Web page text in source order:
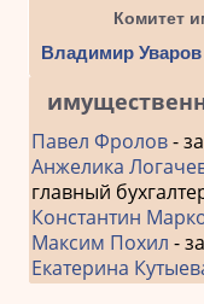
Комитет
Владимир Уваров
Павел Фролов-
Анжелика
главный
Константин
Максим Похил -
Екатерина